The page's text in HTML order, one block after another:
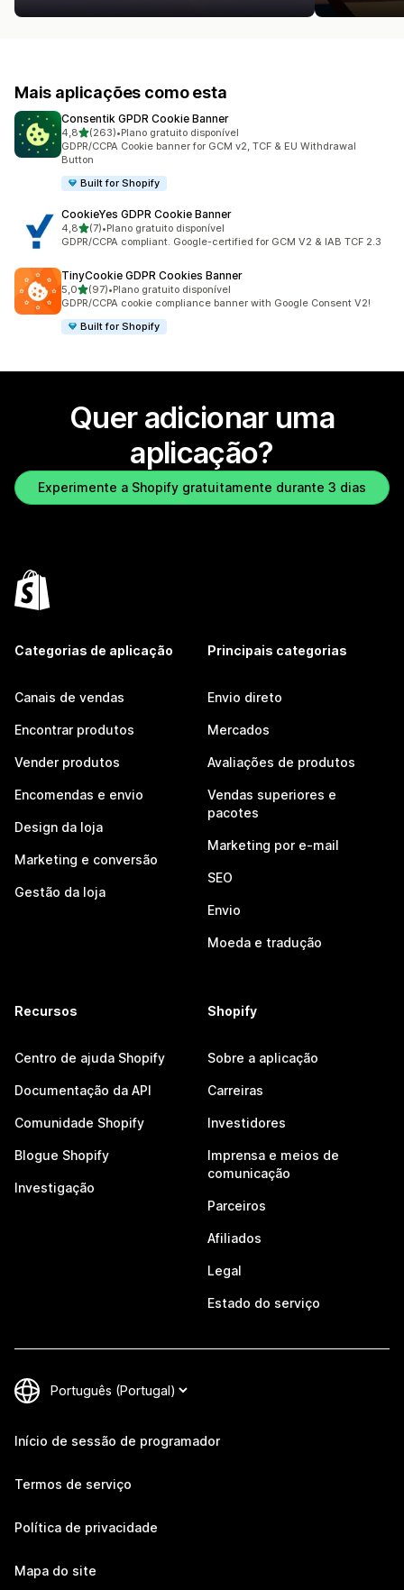
Mais aplicações como esta
Consentik GPDR Cookie Banner
4,8de 5 estrelas
(263)
263 total de avaliações
•Plano gratuito disponível
GDPR/CCPA Cookie banner for GCM v2, TCF & EU Withdrawal
Button
Built for Shopify
CookieYes GDPR Cookie Banner
4,8de 5 estrelas
(7)
7 total de avaliações
•Plano gratuito disponível
GDPR/CCPA compliant. Google-certified for GCM V2 & IAB TCF 2.3
TinyCookie GDPR Cookies Banner
5,0de 5 estrelas
(97)
97 total de avaliações
•Plano gratuito disponível
GDPR/CCPA cookie compliance banner with Google Consent V2!
Built for Shopify
Quer adicionar uma
aplicação?
Experimente a Shopify gratuitamente durante 3 dias
Categorias de aplicação
Canais de vendas
Encontrar produtos
Vender produtos
Encomendas e envio
Design da loja
Marketing e conversão
Gestão da loja
Principais categorias
Envio direto
Mercados
Avaliações de produtos
Vendas superiores e
pacotes
Marketing por e-mail
SEO
Envio
Moeda e tradução
Recursos
Centro de ajuda Shopify
Documentação da API
Comunidade Shopify
Blogue Shopify
Investigação
Shopify
Sobre a aplicação
Carreiras
Investidores
Imprensa e meios de
comunicação
Parceiros
Afiliados
Legal
Estado do serviço
Início de sessão de programador
Termos de serviço
Política de privacidade
Mapa do site